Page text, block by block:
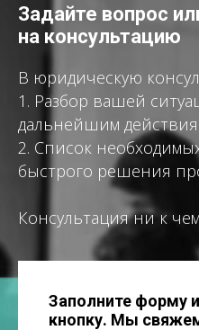
Задайте вопрос
на консультацию
В юридическую
1. Разбор вашей
дальнейшим
2. Список
быстрого решения
Консультация ни к
Заполните форму
кнопку. Мы